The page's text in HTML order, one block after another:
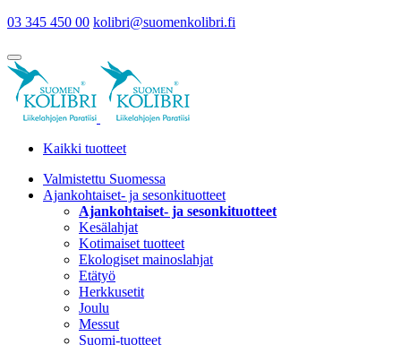
03 345 450 00 kolibri@suomenkolibri.fi
Kaikki tuotteet
Valmistettu Suomessa
Ajankohtaiset- ja sesonkituotteet
Ajankohtaiset- ja sesonkituotteet
Kesälahjat
Kotimaiset tuotteet
Ekologiset mainoslahjat
Etätyö
Herkkusetit
Joulu
Messut
Suomi-tuotteet